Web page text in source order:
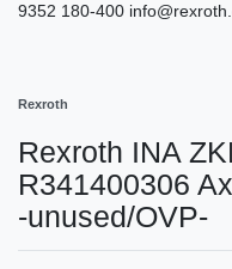
9352 180-400
Rexroth
Rexroth INA
R341400306
-unused/OVP-